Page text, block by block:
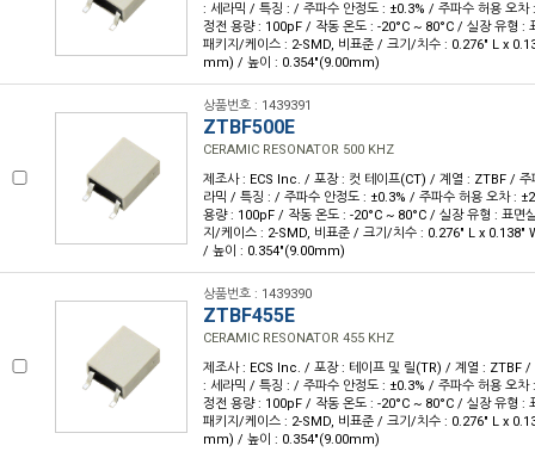
: 세라믹 / 특징 : / 주파수 안정도 : ±0.3% / 주파수 허용 오
정전 용량 : 100pF / 작동 온도 : -20°C ~ 80°C / 실장 유형 :
패키지/케이스 : 2-SMD, 비표준 / 크기/치수 : 0.276" L x
mm) / 높이 : 0.354"(9.00mm)
상품번호 : 1439391
ZTBF500E
CERAMIC RESONATOR 500 KHZ
제조사 : ECS Inc. / 포장 : 컷 테이프(CT) / 계열 : ZTBF /
라믹 / 특징 : / 주파수 안정도 : ±0.3% / 주파수 허용 오차 :
용량 : 100pF / 작동 온도 : -20°C ~ 80°C / 실장 유형 : 표면
지/케이스 : 2-SMD, 비표준 / 크기/치수 : 0.276" L x
/ 높이 : 0.354"(9.00mm)
상품번호 : 1439390
ZTBF455E
CERAMIC RESONATOR 455 KHZ
제조사 : ECS Inc. / 포장 : 테이프 및 릴(TR) / 계열 : ZTBF
: 세라믹 / 특징 : / 주파수 안정도 : ±0.3% / 주파수 허용 오
정전 용량 : 100pF / 작동 온도 : -20°C ~ 80°C / 실장 유형 :
패키지/케이스 : 2-SMD, 비표준 / 크기/치수 : 0.276" L x
mm) / 높이 : 0.354"(9.00mm)